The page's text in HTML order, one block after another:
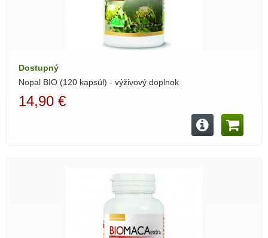
Dostupný
Nopal BIO (120 kapsúl) - výživový doplnok
14,90 €